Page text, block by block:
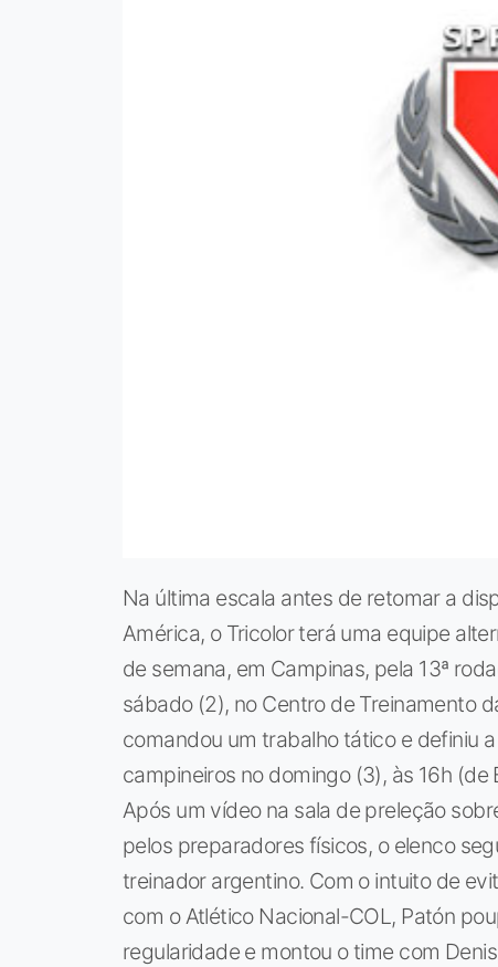
Na última escala antes de retomar a
América, o Tricolor terá uma equipe
de semana, em Campinas, pela 13ª
sábado (2), no Centro de Treinamento
comandou um trabalho tático e definiu
campineiros no domingo (3), às 16h (de
Após um vídeo na sala de preleção
pelos preparadores físicos, o elenco
treinador argentino. Com o intuito de
com o Atlético Nacional-COL, Patón
regularidade e montou o time com